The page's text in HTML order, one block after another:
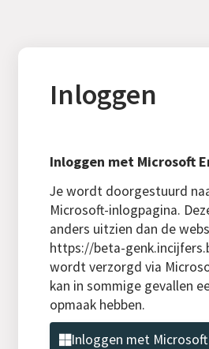
Inloggen
Inloggen met Microsoft
Je wordt doorgestuurd
Microsoft-inlogpagina.
anders uitzien dan de
https://beta-
wordt verzorgd via
kan in sommige gevallen
opmaak hebben.
Inloggen met